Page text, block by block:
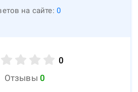
на сайте: 0
0
Отзывы 0